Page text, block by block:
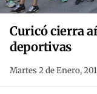
Curicó cierra
deportivas
Martes 2 de Enero,